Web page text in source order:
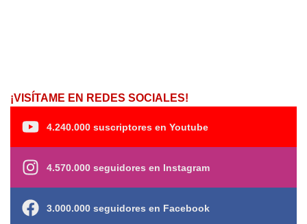
¡VISÍTAME EN REDES SOCIALES!
4.240.000 suscriptores en Youtube
4.570.000 seguidores en Instagram
3.000.000 seguidores en Facebook